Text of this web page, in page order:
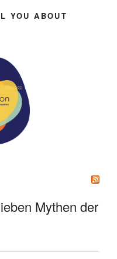
YOU ABOUT
Mythen der